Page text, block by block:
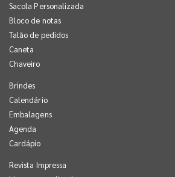
Sacola Personalizada
Bloco de notas
Talão de pedidos
Caneta
Chaveiro
Brindes
Calendário
Embalagens
Agenda
Cardápio
Revista Impressa